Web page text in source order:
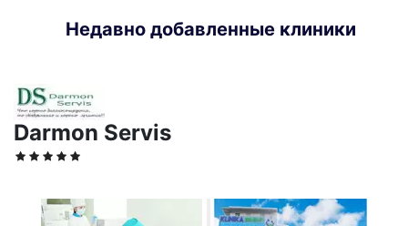
Недавно добавленные клиники
Darmon Servis